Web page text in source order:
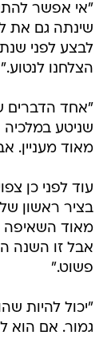
"אי אפשר
שינתה גם את
לבצע לפני
הצלחנו לנטוע."
"אחד הדברים
שניטע במלכיה
מאוד מעניין.
עוד לפני כן
בציר ראשון של
מאוד השאיפה
אבל זו השנה
פשוט."
"יכול להיות
גמור. אם הוא